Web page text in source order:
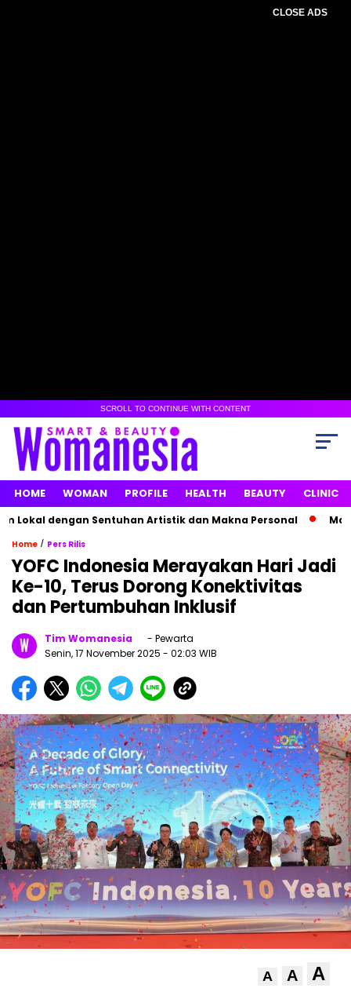
CLOSE ADS
SCROLL TO CONTINUE WITH CONTENT
HOME WOMAN PROFILE HEALTH BEAUTY CLINIC
dengan Sentuhan Artistik dan Makna Personal
Home / Pers Rilis
YOFC Indonesia Merayakan Hari Jadi
Ke-10, Terus Dorong Konektivitas
dan Pertumbuhan Inklusif
Tim Womanesia
- Pewarta
Senin, 17 November 2025 - 02:03 WIB
A A A